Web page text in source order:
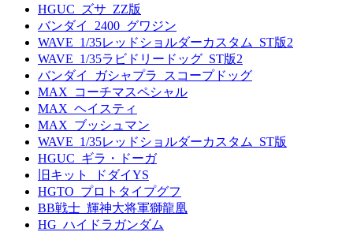
HGUC_ズサ_ZZ版
バンダイ_2400_グワジン
WAVE_1/35レッドショルダーカスタム_ST版2
WAVE_1/35ラビドリードッグ_ST版2
バンダイ_ガシャプラ_スコープドッグ
MAX_コーチマスペシャル
MAX_ヘイスティ
MAX_ブッシュマン
WAVE_1/35レッドショルダーカスタム_ST版
HGUC_ギラ・ドーガ
旧キット_ドダイYS
HGTO_プロトタイプグフ
BB戦士_輝神大将軍獅龍凰
HG_ハイドラガンダム